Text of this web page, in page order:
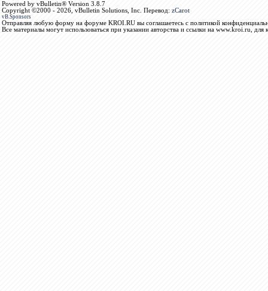
Powered by vBulletin® Version 3.8.7
Copyright ©2000 - 2026, vBulletin Solutions, Inc. Перевод: zCarot
vB.Sponsors
Отправляя любую форму на форуме KROI.RU вы соглашаетесь с политикой
Все материалы могут использоваться при указании авторства и ссылки на www.kroi.ru, для